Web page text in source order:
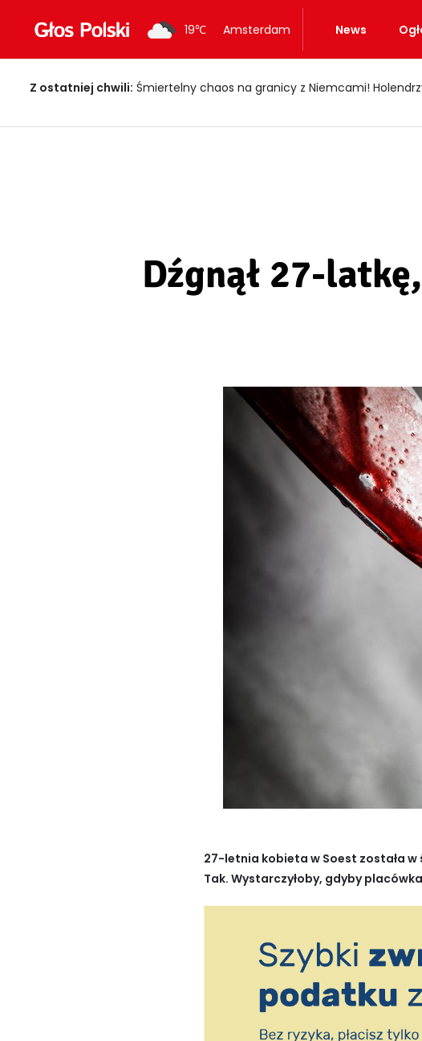
19℃ Amsterdam News
Z ostatniej chwili: Upał może być zdrowy?! Eksperci zdradzają, jak
Dźgnął 27-
27-letnia kobieta w Soest została
Tak. Wystarczyłoby, gdyby